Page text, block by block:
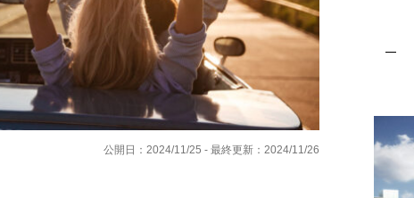
公開日：2024/11/25 - 最終更新：2024/11/26